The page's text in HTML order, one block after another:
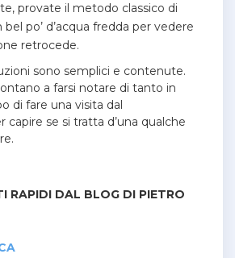
provate il metodo classico di
bel po’ d’acqua fredda per vedere
retrocede.
sono semplici e contenute.
a farsi notare di tanto in
di fare una visita dal
capire se si tratta d’una qualche
RAPIDI DAL BLOG DI PIETRO